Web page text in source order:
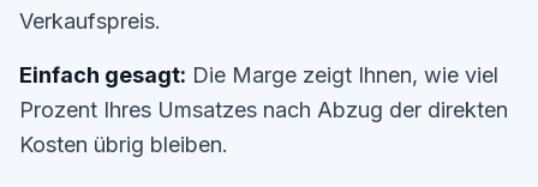
Verkaufspreis.
Einfach gesagt: Die Marge zeigt Ihnen, wie viel
Prozent Ihres Umsatzes nach Abzug der direkten
Kosten übrig bleiben.